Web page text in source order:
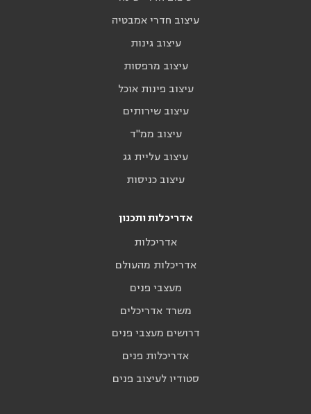
עיצוב חדרי אמבטיה
עיצוב גינות
עיצוב מרפסות
עיצוב פינות אוכל
עיצוב שירותים
עיצוב ממ"ד
עיצוב עליית גג
עיצוב כניסות
אדריכלות ותכנון
אדריכלות
אדריכלות מהעולם
מעצבי פנים
משרד אדריכלים
דרושים מעצבי פנים
אדריכלות פנים
סטודיו לעיצוב פנים